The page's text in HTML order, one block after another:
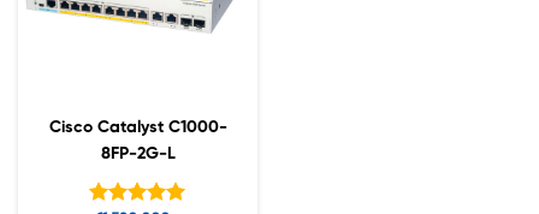
Cisco Catalyst C1000-
8FP-2G-L